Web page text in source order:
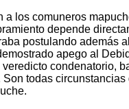
los comuneros
depende
postulando además
apego al
condenatorio,
todas circunstancias